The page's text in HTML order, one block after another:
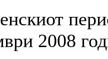
2008